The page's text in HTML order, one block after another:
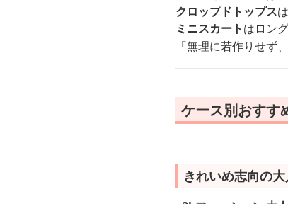
クロップドトップス
ミニスカートはロン
「無理に若作りせず
ケース別おすす
きれいめ志向の